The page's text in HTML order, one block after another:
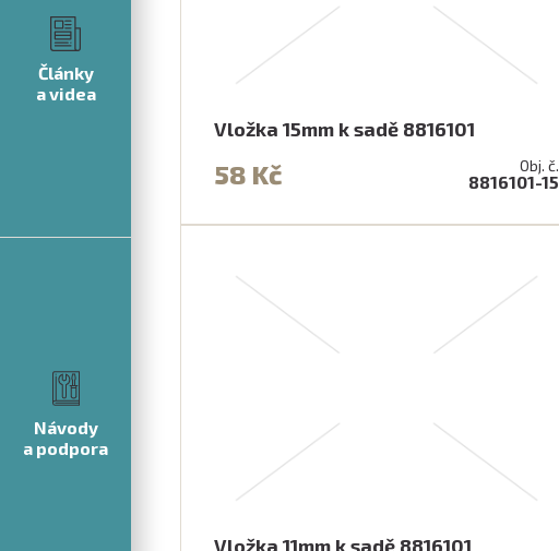
Články
a videa
Návody
a podpora
Vložka 15mm k sadě 8816101
58 Kč Obj. č.
8816101-15
Vložka 11mm k sadě 8816101